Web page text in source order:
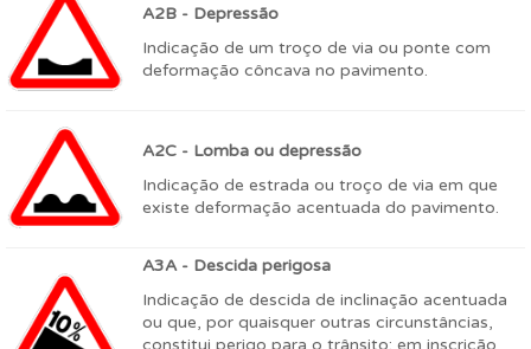
A2B - Depressão
Indicação de um troço de via ou ponte com
deformação côncava no pavimento.
A2C - Lomba ou depressão
Indicação de estrada ou troço de via em que
existe deformação acentuada do pavimento.
A3A - Descida perigosa
Indicação de descida de inclinação acentuada
ou que, por quaisquer outras circunstâncias,
constitui perigo para o trânsito; em inscrição